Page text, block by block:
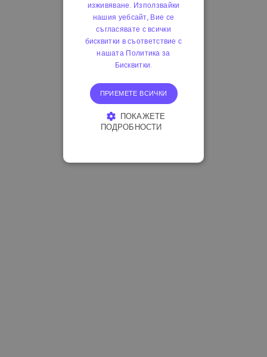
изживяване. Използвайки
нашия уебсайт, Вие се
съгласявате с всички
бисквитки в съответствие с
нашата Политика за
Бисквитки.
ПРИЕМЕТЕ ВСИЧКИ
ПОКАЖЕТЕ
ПОДРОБНОСТИ